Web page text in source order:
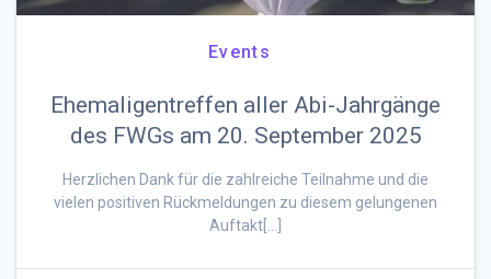
Events
Ehemaligentreffen aller Abi-Jahrgänge
des FWGs am 20. September 2025
Herzlichen Dank für die zahlreiche Teilnahme und die
vielen positiven Rückmeldungen zu diesem gelungenen
Auftakt[…]